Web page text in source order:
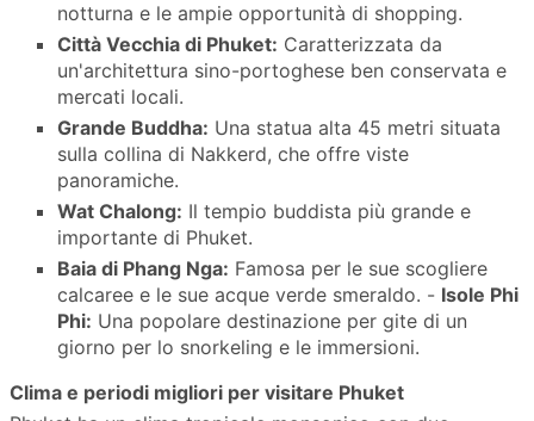
notturna e le ampie opportunità di shopping.
Città Vecchia di Phuket: Caratterizzata da
un'architettura sino-portoghese ben conservata e
mercati locali.
Grande Buddha: Una statua alta 45 metri situata
sulla collina di Nakkerd, che offre viste
panoramiche.
Wat Chalong: Il tempio buddista più grande e
importante di Phuket.
Baia di Phang Nga: Famosa per le sue scogliere
calcaree e le sue acque verde smeraldo. - Isole Phi
Phi: Una popolare destinazione per gite di un
giorno per lo snorkeling e le immersioni.
Clima e periodi migliori per visitare Phuket